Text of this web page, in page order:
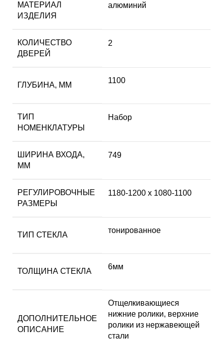
МАТЕРИАЛ
ИЗДЕЛИЯ
алюминий
КОЛИЧЕСТВО
ДВЕРЕЙ
2
ГЛУБИНА, ММ
1100
ТИП
НОМЕНКЛАТУРЫ
Набор
ШИРИНА ВХОДА,
ММ
749
РЕГУЛИРОВОЧНЫЕ
РАЗМЕРЫ
1180-1200 x 1080-1100
ТИП СТЕКЛА
тонированное
ТОЛЩИНА СТЕКЛА
6мм
ДОПОЛНИТЕЛЬНОЕ
ОПИСАНИЕ
Отщелкивающиеся
нижние ролики, верхние
ролики из нержавеющей
стали